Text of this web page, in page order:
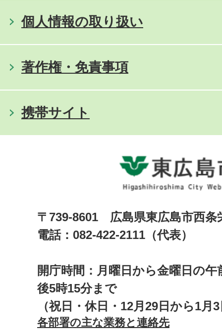
個人情報の取り扱い
著作権・免責事項
携帯サイト
〒739-8601 広島県東広島市西
電話：082-422-2111（代表）
開庁時間：月曜日から金曜日の午
後5時15分まで
（祝日・休日・12月29日から1月
各部署の主な業務と連絡先